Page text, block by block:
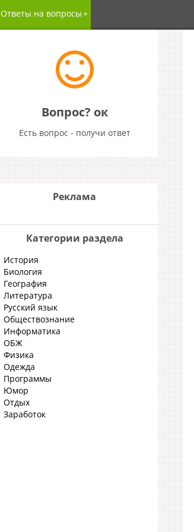
Ответы на вопросы
Вопрос? ок
Есть вопрос - получи ответ
Реклама
Категории раздела
История
Биология
География
Литература
Русский язык
Обществознание
Информатика
ОБЖ
Физика
Одежда
Программы
Юмор
Отдых
Заработок